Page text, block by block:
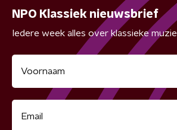
NPO Klassiek nieuwsbrief
Iedere week alles over klassieke